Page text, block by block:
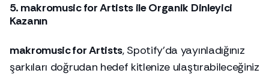
5. makromusic for Artists ile Organik Dinleyici
Kazanın
makromusic for Artists, Spotify’da yayınladığınız
şarkıları doğrudan hedef kitlenize ulaştırabileceğiniz